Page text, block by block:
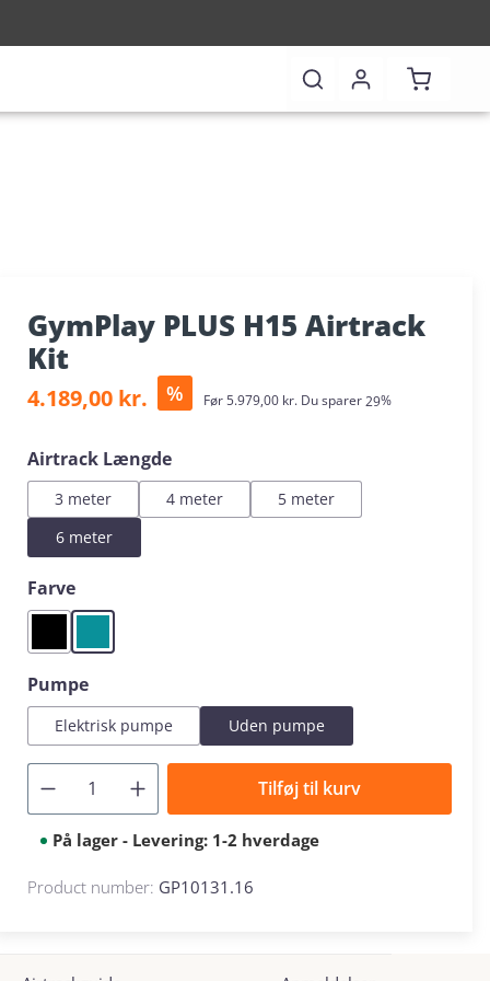
GymPlay PLUS H15 Airtrack
Kit
Sale price:
4.189,00 kr. % Før Regular price:
5.979,00 kr.Du sparer29%
Select
Airtrack Længde
3 meter 4 meter
5 meter
6 meter
Select
Farve
Black Mint
Select
Pumpe
Elektrisk pumpe Uden pumpe
Tilføj til kurv
På lager - Levering: 1-2 hverdage
Product number: GP10131.16